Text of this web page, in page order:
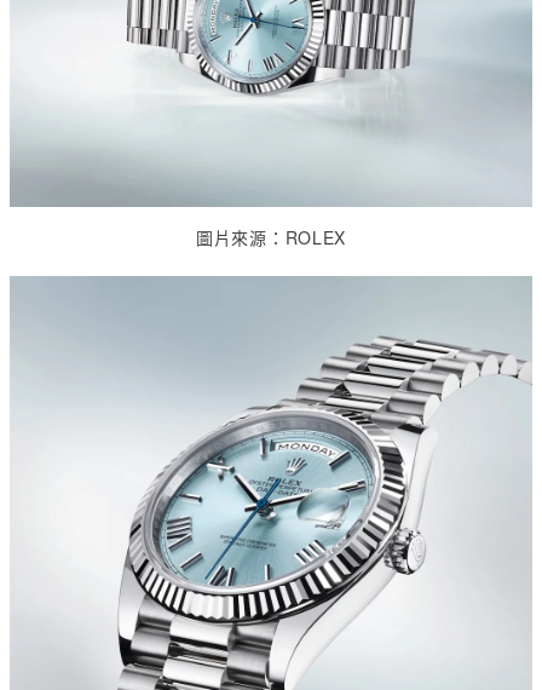
圖片來源： ROLEX